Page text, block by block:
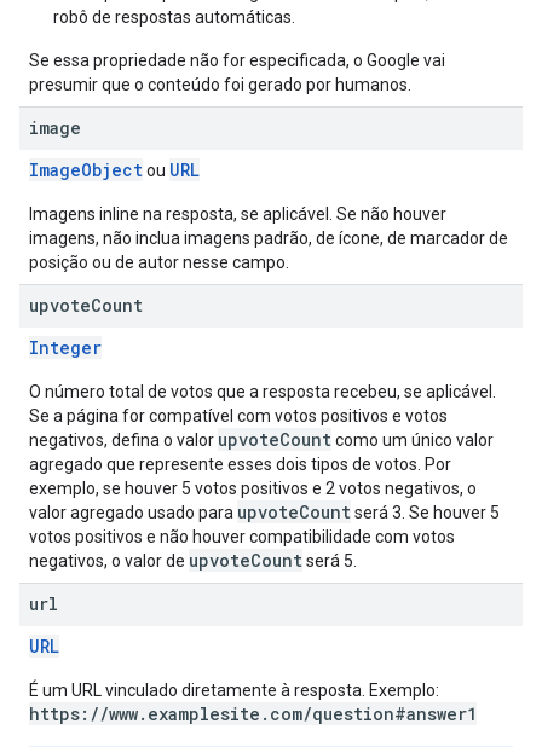
robô de respostas automáticas.
Se essa propriedade não for especificada, o Google vai
presumir que o conteúdo foi gerado por humanos.
image
ImageObject ou URL
Imagens inline na resposta, se aplicável. Se não houver
imagens, não inclua imagens padrão, de ícone, de marcador de
posição ou de autor nesse campo.
upvoteCount
Integer
O número total de votos que a resposta recebeu, se aplicável.
Se a página for compatível com votos positivos e votos
negativos, defina o valor upvoteCount como um único valor
agregado que represente esses dois tipos de votos. Por
exemplo, se houver 5 votos positivos e 2 votos negativos, o
valor agregado usado para upvoteCount será 3. Se houver 5
votos positivos e não houver compatibilidade com votos
negativos, o valor de upvoteCount será 5.
url
URL
É um URL vinculado diretamente à resposta. Exemplo:
https://www.examplesite.com/question#answer1